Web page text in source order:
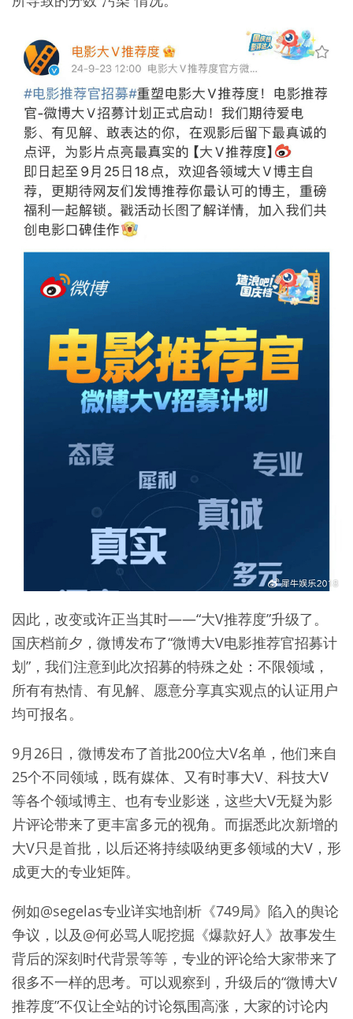
因此，改变或许正当其时——“大V推荐度”升级了。
国庆档前夕，微博发布了“微博大V电影推荐官招募计
划”，我们注意到此次招募的特殊之处：不限领域，
所有有热情、有见解、愿意分享真实观点的认证用户
均可报名。
9月26日，微博发布了首批200位大V名单，他们来自
25个不同领域，既有媒体、又有时事大V、科技大V
等各个领域博主、也有专业影迷，这些大V无疑为影
片评论带来了更丰富多元的视角。而据悉此次新增的
大V只是首批，以后还将持续吸纳更多领域的大V，形
成更大的专业矩阵。
例如@segelas专业详实地剖析《749局》陷入的舆论
争议，以及@何必骂人呢挖掘《爆款好人》故事发生
背后的深刻时代背景等等，专业的评论给大家带来了
很多不一样的思考。可以观察到，升级后的“微博大V
推荐度”不仅让全站的讨论氛围高涨，大家的讨论内